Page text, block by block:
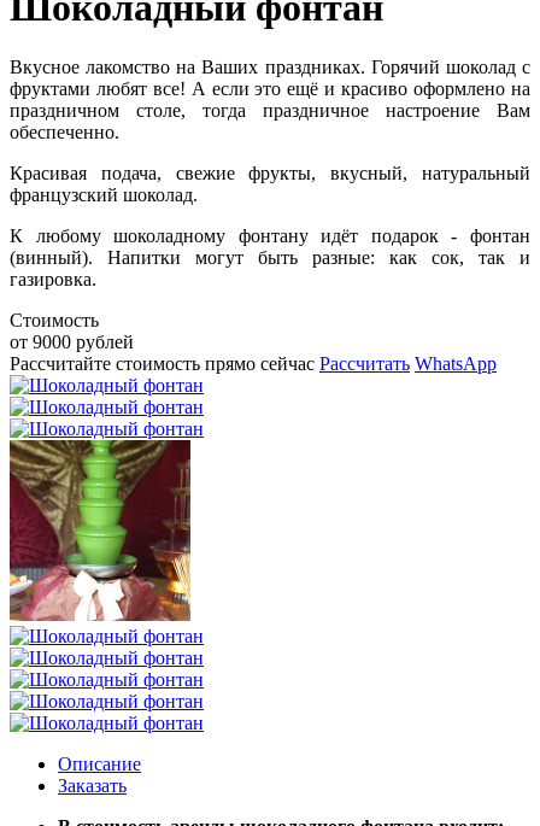
Вкусное лакомство на Ваших праздниках. Горячий шоколад с
фруктами любят все! А если это ещё и красиво оформлено на
праздничном столе, тогда праздничное настроение Вам
обеспеченно.
Красивая подача, свежие фрукты, вкусный, натуральный
французский шоколад.
К любому шоколадному фонтану идёт подарок - фонтан
(винный). Напитки могут быть разные: как сок, так и
газировка.
Стоимость
от 9000 рублей
Рассчитайте стоимость прямо сейчас Рассчитать WhatsApp
Описание
Заказать